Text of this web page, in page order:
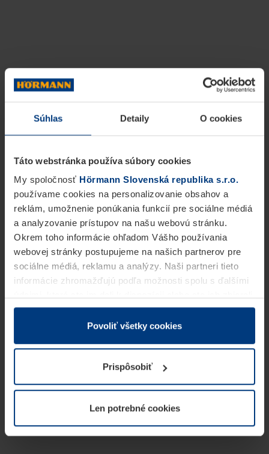
Súhlas Detaily O cookies
Táto webstránka používa súbory cookies
My spoločnosť Hörmann Slovenská republika s.r.o.
používame cookies na personalizovanie obsahov a
reklám, umožnenie ponúkania funkcií pre sociálne médiá
a analyzovanie prístupov na našu webovú stránku.
Okrem toho informácie ohľadom Vášho používania
webovej stránky postupujeme na našich partnerov pre
sociálne médiá, reklamu a analýzy. Naši partneri tieto
informácie zhromažďujú podľa možnosti spolu s ďalšími
v rámci Vášho využívania služieb.
Z právneho hľadiska môžeme cookies ukladať na Vašom
prevádzku tejto stránky. Pre všetky ostatné typy cookie
potrebujeme Vaše povolenie. Vaše povolenie môžete
kedykoľvek zmeniť alebo odvolať vo vysvetlení cookie
našej webovej stránky.
Povoliť všetky cookies
Prispôsobiť
Len potrebné cookies